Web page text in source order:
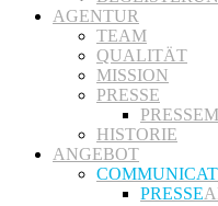
AGENTUR
TEAM
QUALITÄT
MISSION
PRESSE
HISTORIE
ANGEBOT
PRESSE